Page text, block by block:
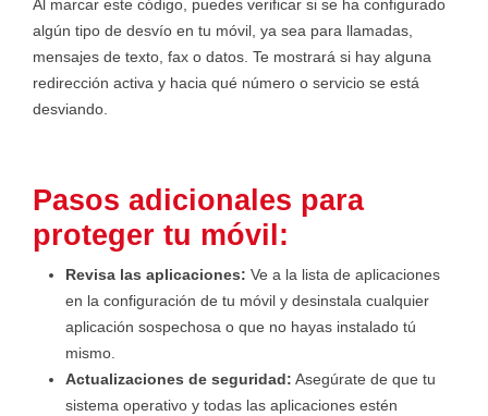
Al marcar este código, puedes verificar si se ha configurado
algún tipo de desvío en tu móvil, ya sea para llamadas,
mensajes de texto, fax o datos. Te mostrará si hay alguna
redirección activa y hacia qué número o servicio se está
desviando.
Pasos adicionales para
proteger tu móvil:
Revisa las aplicaciones: Ve a la lista de aplicaciones
en la configuración de tu móvil y desinstala cualquier
aplicación sospechosa o que no hayas instalado tú
mismo.
Actualizaciones de seguridad: Asegúrate de que tu
sistema operativo y todas las aplicaciones estén